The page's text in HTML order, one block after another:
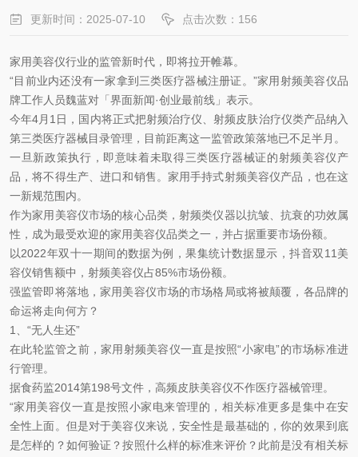
更新时间：2025-07-10 点击次数： 156
家用美容仪行业的监管新时代，即将拉开帷幕。
“目前业内还没有一家拿到三类医疗器械注册证。”家用射频美容仪品
牌工作人员魏蓝对「界面新闻·创业最前线」表示。
今年4月1日，国内将正式把射频治疗仪、射频皮肤治疗仪类产品纳入
第三类医疗器械目录管理，目前距离这一监管政策落地已不足半月。
一旦新政策执行，即意味着未取得三类医疗器械证的射频美容仪产
品，将不得生产、进口和销售。家用手持式射频美容仪产品，也在这
一新规范围内。
作为家用美容仪市场的核心品类，射频类仪器以抗皱、抗衰的功效属
性，成为最受欢迎的家用美容仪品类之一，并占据重要市场份额。
以2022年双十一期间的数据为例，果集统计数据显示，抖音双11美
容仪销售额中，射频美容仪占85%市场份额。
强监管即将落地，家用美容仪市场的市场格局或将被颠覆，各品牌的
命运将走向何方？
1、“无人生还”
在此轮监管之前，家用射频美容仪一直是按照“小家电”的市场标准进
行管理。
据食药监2014第198号文件，高频皮肤美容仪不作医疗器械管理。
“家用美容仪一直是按照小家电来管理的，相关标准更多是集中在安
全性上面。但是对于美容仪来说，安全性是最基础的，你的效果到底
是怎样的？如何验证？按照什么样的标准来评价？此前是没有相关标